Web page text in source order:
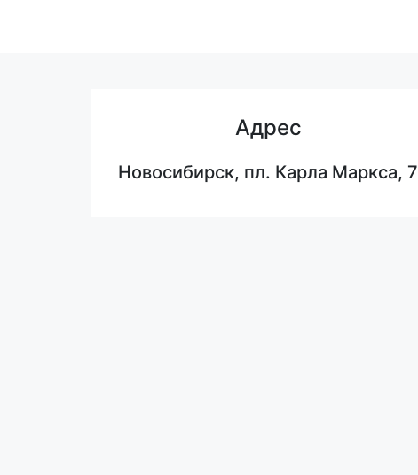
Адрес
Новосибирск, пл. Карла Маркса, 7